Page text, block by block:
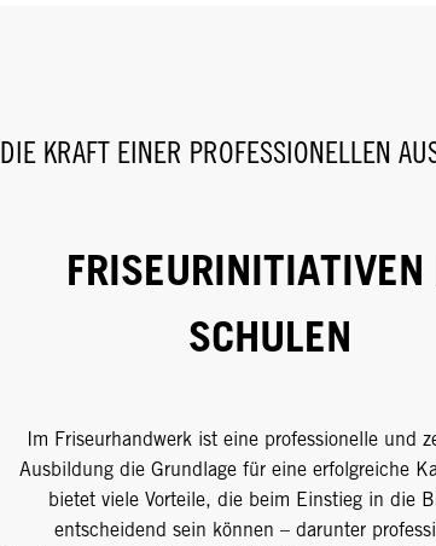
DIE KRAFT EINER PROFESSIONELLEN
SCHULEN
Im Friseurhandwerk ist eine professionelle und
Ausbildung die Grundlage für eine erfolgreiche
bietet viele Vorteile, die beim Einstieg in die
entscheidend sein können – darunter